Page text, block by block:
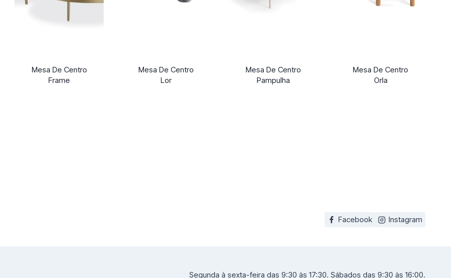
Mesa De Centro
Frame
Mesa De Centro
Lor
Mesa De Centro
Pampulha
Mesa De Centro
Orla
Facebook Instagram
Segunda à sexta-feira das 9:30 às 17:30. Sábados das 9:30 às 16:00.